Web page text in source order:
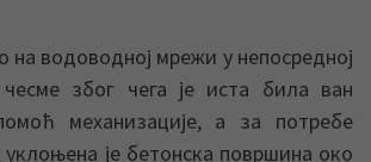
на водоводној мрежи у непосредној
због чега је иста била ван
механизације, а за потребе
уклоњена је бетонска површина око